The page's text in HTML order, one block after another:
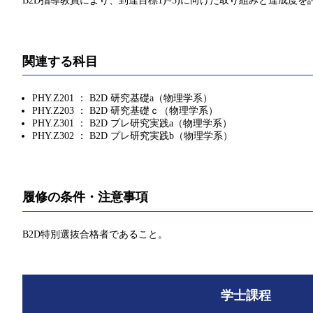
関連する科目
PHY.Z201 ： B2D 研究基礎a（物理学系）
PHY.Z203 ： B2D 研究基礎ｃ（物理学系）
PHY.Z301 ： B2D プレ研究実践a（物理学系）
PHY.Z302 ： B2D プレ研究実践b（物理学系）
履修の条件・注意事項
B2D特別選抜合格者であること。
学士課程